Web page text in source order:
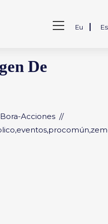
Ver
menú
Eu Es
De
Bora-Acciones
,eventos,procomún,